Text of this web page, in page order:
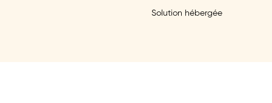
Solution hébergée